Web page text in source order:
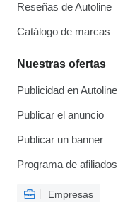
Reseñas de Autoline
Catálogo de marcas
Nuestras ofertas
Publicidad en Autoline
Publicar el anuncio
Publicar un banner
Programa de afiliados
Empresas